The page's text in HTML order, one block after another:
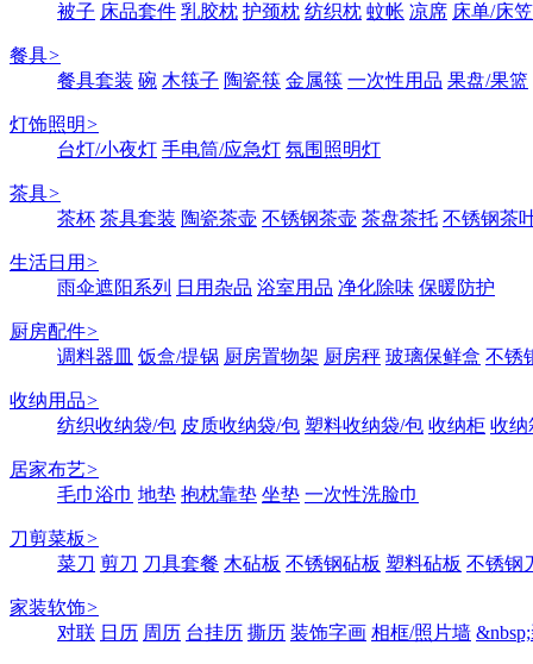
被子 床品套件 乳胶枕 护颈枕 纺织枕 蚊帐 凉席 床单/床笠
餐具>
餐具套装 碗 木筷子 陶瓷筷 金属筷 一次性用品 果盘/果篮
灯饰照明>
台灯/小夜灯 手电筒/应急灯 氛围照明灯
茶具>
茶杯 茶具套装 陶瓷茶壶 不锈钢茶壶 茶盘茶托 不锈钢茶
生活日用 >
雨伞遮阳系列
日用杂品 浴室用品 净化除味 保暖防护
厨房配件>
调料器皿 饭盒/提锅 厨房置物架 厨房秤 玻璃保鲜盒 不锈
收纳用品>
纺织收纳袋/包 皮质收纳袋/包 塑料收纳袋/包 收纳柜 收纳
居家布艺>
毛巾浴巾 地垫 抱枕靠垫 坐垫 一次性洗脸巾
刀剪菜板>
菜刀 剪刀 刀具套餐 木砧板 不锈钢砧板 塑料砧板 不锈钢
家装软饰>
对联 日历 周历 台挂历 撕历 装饰字画 相框/照片墙